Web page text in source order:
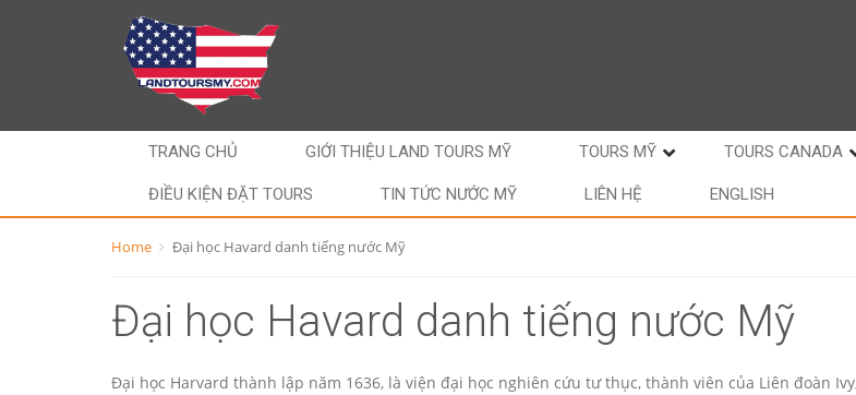
TRANG CHỦ GIỚI THIỆU LAND TOURS MỸ TOURS MỸ TOURS CANADA
ĐIỀU KIỆN ĐẶT TOURS TIN TỨC NƯỚC MỸ LIÊN HỆ ENGLISH
Home Đại học Havard danh tiếng nước Mỹ
Đại học Havard danh tiếng nước Mỹ
Đại học Harvard thành lập năm 1636, là viện đại học nghiên cứu tư thục, thành viên của Liên đoàn